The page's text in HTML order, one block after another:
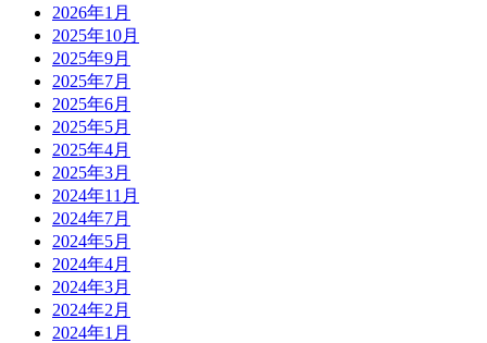
2026年1月
2025年10月
2025年9月
2025年7月
2025年6月
2025年5月
2025年4月
2025年3月
2024年11月
2024年7月
2024年5月
2024年4月
2024年3月
2024年2月
2024年1月